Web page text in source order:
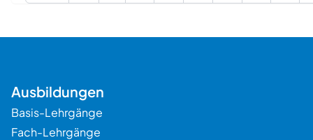
Ausbildungen
Basis-Lehrgänge
Fach-Lehrgänge